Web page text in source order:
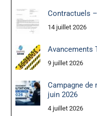
Contractuels
14 juillet 2026
Avancements
9 juillet 2026
Campagne de
juin 2026
4 juillet 2026